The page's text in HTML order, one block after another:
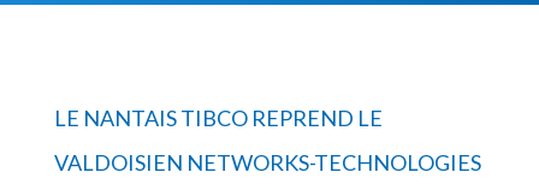
LE NANTAIS TIBCO REPREND LE
VALDOISIEN NETWORKS-TECHNOLOGIES